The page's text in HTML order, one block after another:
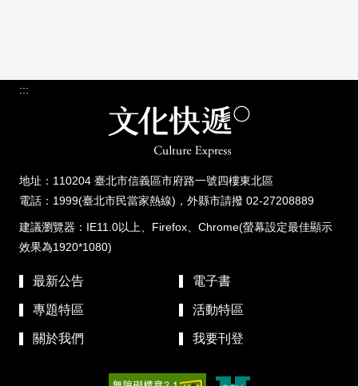
:::
地址：110204 臺北市信義區市府路一號四樓東北區
電話：1999(臺北市民當家熱線)，外縣市請撥 02-27208889
建議瀏覽器：IE11.0以上、Firefox、Chrome(螢幕設定最佳顯示
效果為1920*1080)
最新公告 電子書
專題特區 活動特區
關於我們 我要刊登